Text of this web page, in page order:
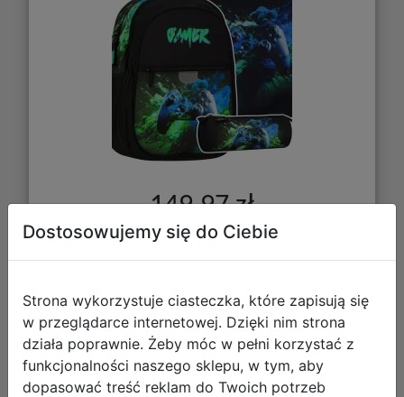
149,97 zł
DO KOSZYKA
Galeria zdjęć
Dostosowujemy się do Ciebie
Strona wykorzystuje ciasteczka, które zapisują się
w przeglądarce internetowej. Dzięki nim strona
działa poprawnie. Żeby móc w pełni korzystać z
funkcjonalności naszego sklepu, w tym, aby
dopasować treść reklam do Twoich potrzeb